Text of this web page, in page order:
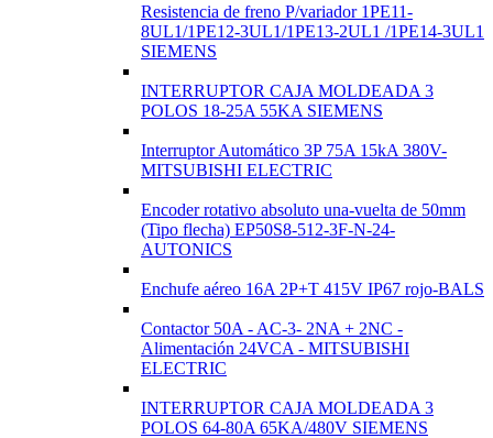
Resistencia de freno P/variador 1PE11-
8UL1/1PE12-3UL1/1PE13-2UL1 /1PE14-3UL1
SIEMENS
INTERRUPTOR CAJA MOLDEADA 3
POLOS 18-25A 55KA SIEMENS
Interruptor Automático 3P 75A 15kA 380V-
MITSUBISHI ELECTRIC
Encoder rotativo absoluto una-vuelta de 50mm
(Tipo flecha) EP50S8-512-3F-N-24-
AUTONICS
Enchufe aéreo 16A 2P+T 415V IP67 rojo-BALS
Contactor 50A - AC-3- 2NA + 2NC -
Alimentación 24VCA - MITSUBISHI
ELECTRIC
INTERRUPTOR CAJA MOLDEADA 3
POLOS 64-80A 65KA/480V SIEMENS